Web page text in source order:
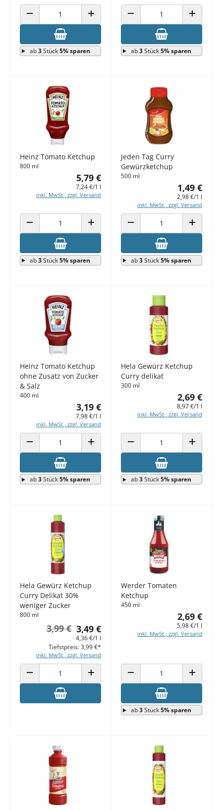
ANZAHL VERRINGERN ANZAHL ERHÖHEN
ab3Stück5% sparen
ANZAHL VERRINGERN ANZAHL
ab3Stück5% sparen
Heinz Tomato Ketchup
800 ml
5,79 €
7,24 €/1 l
inkl. MwSt., zzgl. Versand
ANZAHL VERRINGERN ANZAHL ERHÖHEN
ab3Stück5% sparen
Jeden Tag Curry
Gewürzketchup
500 ml
1,49 €
2,98 €/1 l
inkl. MwSt., zzgl. Versand
ANZAHL VERRINGERN ANZAHL
ab3Stück5% sparen
Heinz Tomato Ketchup
ohne Zusatz von Zucker
& Salz
400 ml
3,19 €
7,98 €/1 l
inkl. MwSt., zzgl. Versand
ANZAHL VERRINGERN ANZAHL ERHÖHEN
ab3Stück5% sparen
Hela Gewürz Ketchup
Curry delikat
300 ml
2,69 €
8,97 €/1 l
inkl. MwSt., zzgl. Versand
ANZAHL VERRINGERN ANZAHL
ab3Stück5% sparen
Hela Gewürz Ketchup
Curry Delikat 30%
weniger Zucker
800 ml
3,49 €
3,99 €
4,36 €/1 l
inkl. MwSt., zzgl. Versand
Tiefstpreis: 3,99 €*
ANZAHL VERRINGERN ANZAHL ERHÖHEN
Werder Tomaten
Ketchup
450 ml
2,69 €
5,98 €/1 l
inkl. MwSt., zzgl. Versand
ANZAHL VERRINGERN ANZAHL
ab3Stück5% sparen